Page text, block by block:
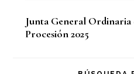
Junta General Ordinaria
Procesión 2025